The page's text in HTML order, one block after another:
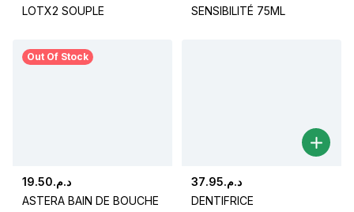
LOTX2 SOUPLE
SENSIBILITÉ 75ML
Out Of Stock
د.م.19.50
ASTERA BAIN DE BOUCHE
د.م.37.95
DENTIFRICE